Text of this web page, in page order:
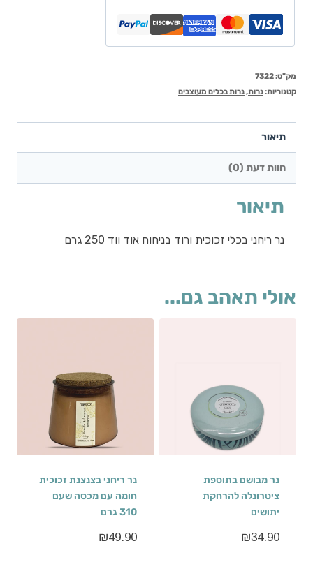
מק"ט:7322
קטגוריות:נרות,נרות בכלים מעוצבים
תיאור
חוות דעת (0)
תיאור
נר ריחני בכלי זכוכית ורוד בניחוח אוד ווד 250 גרם
אולי תאהב גם...
נר מבושם בתוספת
ציטרונלה להרחקת
יתושים
₪34.90
נר ריחני בצנצנת זכוכית
חומה עם מכסה שעם
310 גרם
₪49.90